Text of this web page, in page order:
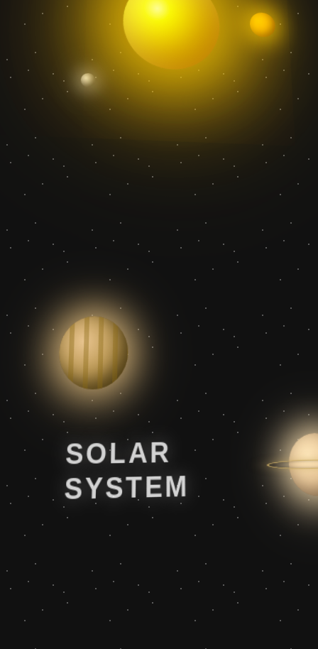
SOLAR
SYSTEM